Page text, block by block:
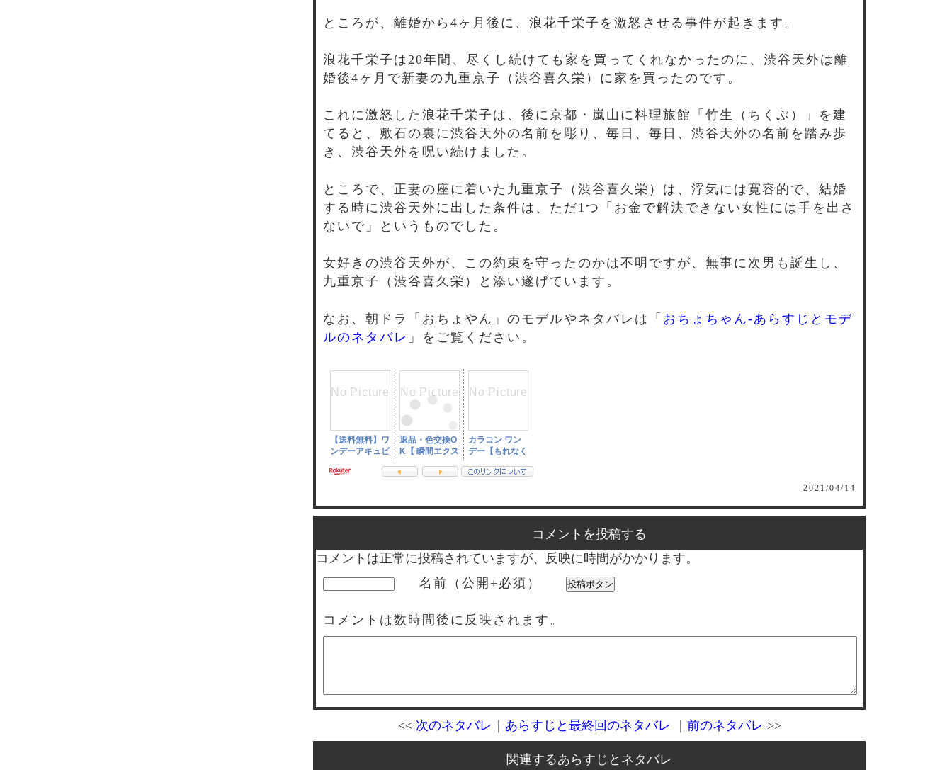
ところが、離婚から4ヶ月後に、浪花千栄子を激怒させる事件が起きます。
浪花千栄子は20年間、尽くし続けても家を買ってくれなかったのに、渋谷天外は離
婚後4ヶ月で新妻の九重京子（渋谷喜久栄）に家を買ったのです。
これに激怒した浪花千栄子は、後に京都・嵐山に料理旅館「竹生（ちくぶ）」を建
てると、敷石の裏に渋谷天外の名前を彫り、毎日、毎日、渋谷天外の名前を踏み歩
き、渋谷天外を呪い続けました。
ところで、正妻の座に着いた九重京子（渋谷喜久栄）は、浮気には寛容的で、結婚
する時に渋谷天外に出した条件は、ただ1つ「お金で解決できない女性には手を出さ
ないで」というものでした。
女好きの渋谷天外が、この約束を守ったのかは不明ですが、無事に次男も誕生し、
九重京子（渋谷喜久栄）と添い遂げています。
なお、朝ドラ「おちょやん」のモデルやネタバレは「 おちょちゃん-あらすじとモデ
ルのネタバレ 」をご覧ください。
2021/04/14
コメントを投稿する
コメントは正常に投稿されていますが、反映に時間がかかります。
名前（公開+必須）
コメントは数時間後に反映されます。
<< 次のネタバレ あらすじと最終回のネタバレ 前のネタバレ >>
関連するあらすじとネタバレ